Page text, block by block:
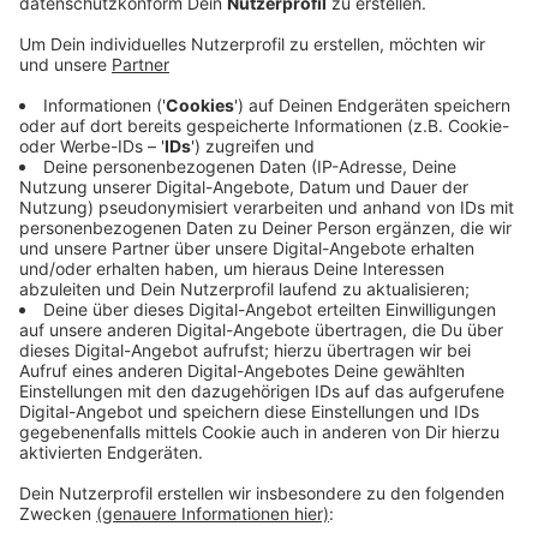
Anzeige
Mit Elektrolastenrädern sind seit Sommer mehrere
Langzeitarbeitslose auf den Radwegen zwischen
Rheindorf und Schlebusch unterwegs. Sie sammeln
hier Müll auf, schneiden Büsche und Äste zurück und
melden der Stadt, wo es Schäden oder Probleme gibt.
Für die Stadt und die Modellteilnehmer ist das Ganze
eine Win-Win-Situation – für die Arbeitslosen sei es ein
Sprungbrett zurück in den Job. Die Verwaltung plant
deshalb, das Projekt im nächsten Jahr auszubauen. Die
Kosten dafür würden sich auf 200.000 Euro belaufen.